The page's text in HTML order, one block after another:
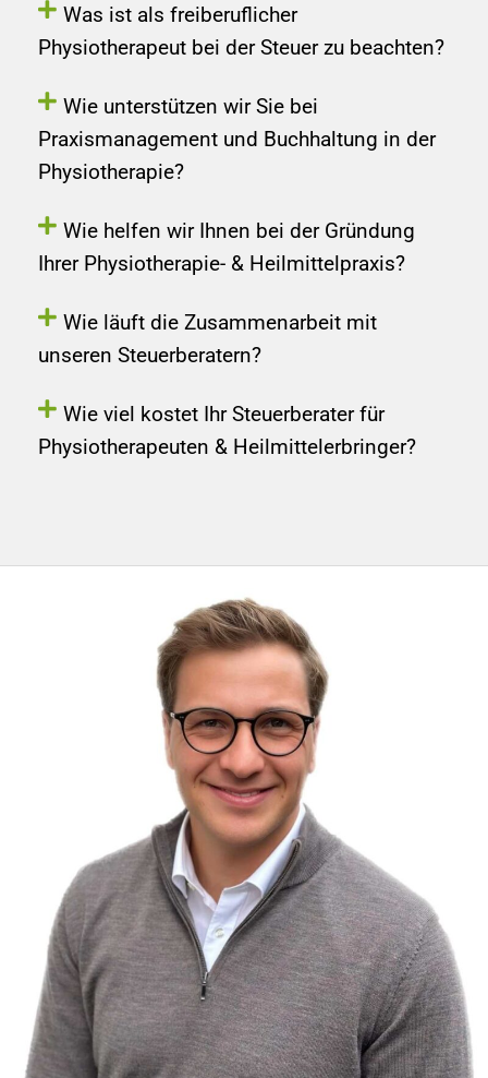
Was ist als freiberuflicher
Physiotherapeut bei der Steuer zu beachten?
Wie unterstützen wir Sie bei
Praxismanagement und Buchhaltung in der
Physiotherapie?
Wie helfen wir Ihnen bei der Gründung
Ihrer Physiotherapie- & Heilmittelpraxis?
Wie läuft die Zusammenarbeit mit
unseren Steuerberatern?
Wie viel kostet Ihr Steuerberater für
Physiotherapeuten & Heilmittelerbringer?